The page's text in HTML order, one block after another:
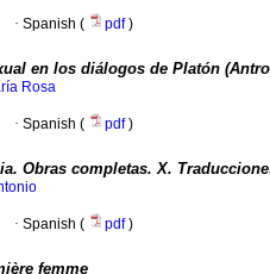
· Spanish ( pdf)
en los diálogos de Platón
Rosa
· Spanish ( pdf)
Obras completas. X.
· Spanish ( pdf)
femme